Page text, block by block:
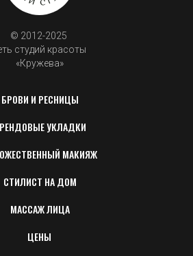
© 2012-2025
студий красоты
«Кружева»
БРОВИ И РЕСНИЦЫ
УКЛАДКИ
МАКИЯЖ
СТИЛИСТ НА ДОМ
МАССАЖ ЛИЦА
ЦЕНЫ